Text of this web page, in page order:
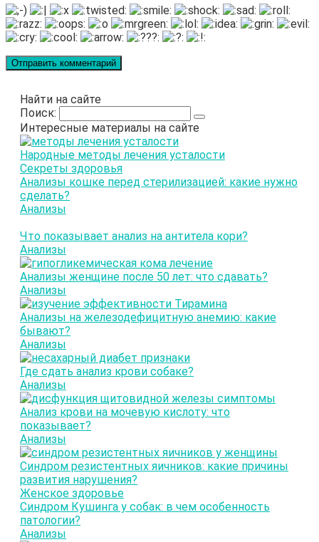
Найти на сайте
Поиск:
Интересные материалы на сайте
Народные методы лечения усталости
Секреты здоровья
Анализы кошке перед стерилизацией: какие нужно
сделать?
Анализы
Что показывает анализ на антитела кори?
Анализы
Анализы женщине после 50 лет: что сдавать?
Анализы
Анализы на железодефицитную анемию: какие
бывают?
Анализы
Где сдать анализ крови собаке?
Анализы
Анализ крови на мочевую кислоту: что
показывает?
Анализы
Синдром резистентных яичников: какие причины
развития нарушения?
Женское здоровье
Синдром Кушинга у собак: в чем особенность
патологии?
Анализы